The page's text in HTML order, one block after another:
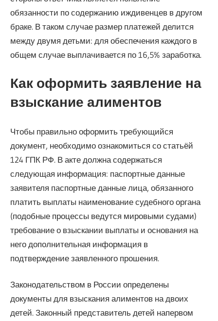
обязанности по содержанию иждивенцев в другом
браке. В таком случае размер платежей делится
между двумя детьми: для обеспечения каждого в
общем случае выплачивается по 16,5% заработка.
Как оформить заявление на
взыскание алиментов
Чтобы правильно оформить требующийся
документ, необходимо ознакомиться со статьёй
124 ГПК РФ. В акте должна содержаться
следующая информация: паспортные данные
заявителя паспортные данные лица, обязанного
платить выплаты наименование судебного органа
(подобные процессы ведутся мировыми судами)
требование о взыскании выплаты и основания на
него дополнительная информация в
подтверждение заявленного прошения.
Законодательством в России определены
документы для взыскания алиментов на двоих
детей. Законный представитель детей напервом